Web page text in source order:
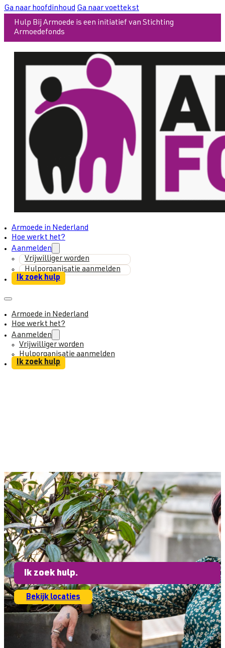
Ga naar hoofdinhoud Ga naar voettekst
Hulp Bij Armoede is een initiatief van Stichting
Armoedefonds
Armoede in Nederland
Hoe werkt het?
Aanmelden
Vrijwilliger worden
Hulporganisatie aanmelden
Ik zoek hulp
Armoede in Nederland
Hoe werkt het?
Aanmelden
Vrijwilliger worden
Hulporganisatie aanmelden
Ik zoek hulp
Ik zoek hulp.
Bekijk locaties